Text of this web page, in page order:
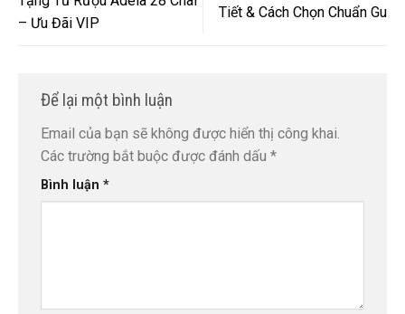
– Ưu Đãi VIP
Tiết & Cách Chọn Chuẩn Gu
Để lại một bình luận
Email của bạn sẽ không được hiển thị công khai.
Các trường bắt buộc được đánh dấu *
Bình luận *